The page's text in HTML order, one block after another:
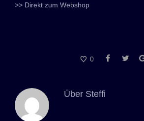
>> Direkt zum Webshop
0
Über Steffi